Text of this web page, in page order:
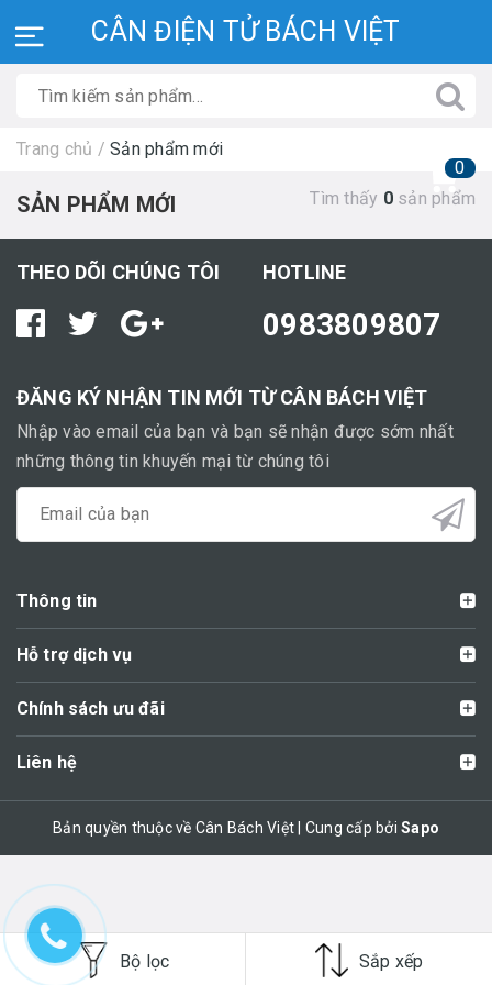
CÂN ĐIỆN TỬ BÁCH VIỆT
0
Trang chủ / Sản phẩm mới
SẢN PHẨM MỚI Tìm thấy 0sản phẩm
THEO DÕI CHÚNG TÔI HOTLINE
0983809807
ĐĂNG KÝ NHẬN TIN MỚI TỪ CÂN BÁCH VIỆT
Nhập vào email của bạn và bạn sẽ nhận được sớm nhất
những thông tin khuyến mại từ chúng tôi
Thông tin
Hỗ trợ dịch vụ
Chính sách ưu đãi
Liên hệ
Bản quyền thuộc về Cân Bách Việt | Cung cấp bởi Sapo
Bộ lọc Sắp xếp